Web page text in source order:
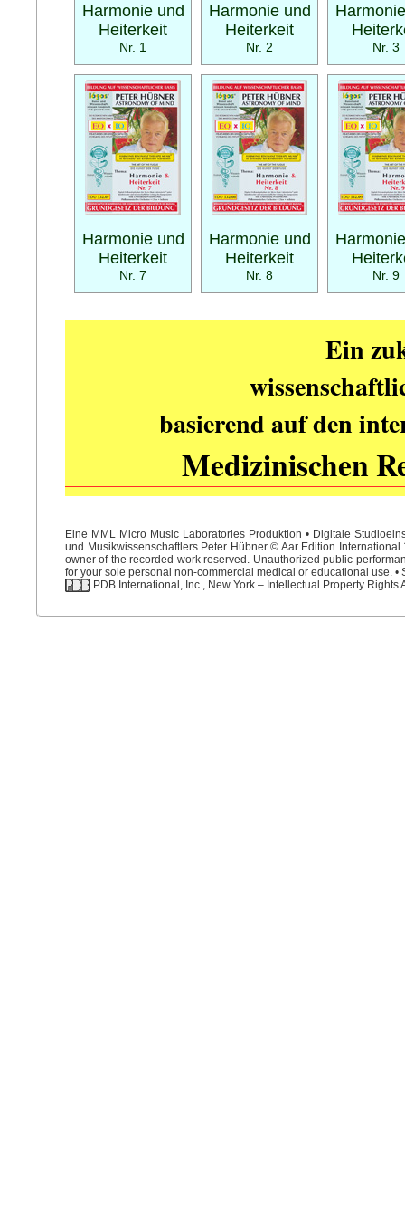
Harmonie und
Heiterkeit
Nr. 1
Harmonie und
Heiterkeit
Nr. 2 Nr. 3
Harmonie und
Heiterkeit
Nr. 7
Harmonie und
Heiterkeit
Nr. 8 Nr. 9
Ein
basierend auf den
Medizinischen
Eine MML Micro Music Laboratories Produktion • Digitale
und Musikwissenschaftlers Peter Hübner © Aar Edition
owner of the recorded work reserved. Unauthorized public
for your sole personal non-commercial medical or educational use.
PDB International, Inc., New York – Intellectual Property Rights